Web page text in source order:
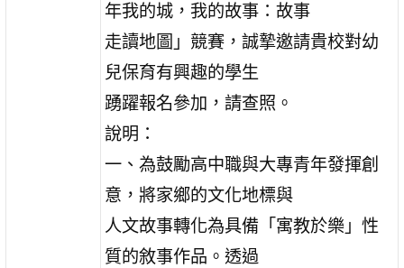
年我的城，我的故事：故事
走讀地圖」競賽，誠摯邀請貴校對幼
兒保育有興趣的學生
踴躍報名參加，請查照。
說明：
一、為鼓勵高中職與大專青年發揮創
意，將家鄉的文化地標與
人文故事轉化為具備「寓教於樂」性
質的敘事作品。透過